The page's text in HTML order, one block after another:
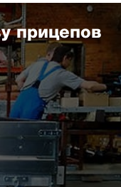
прицепов